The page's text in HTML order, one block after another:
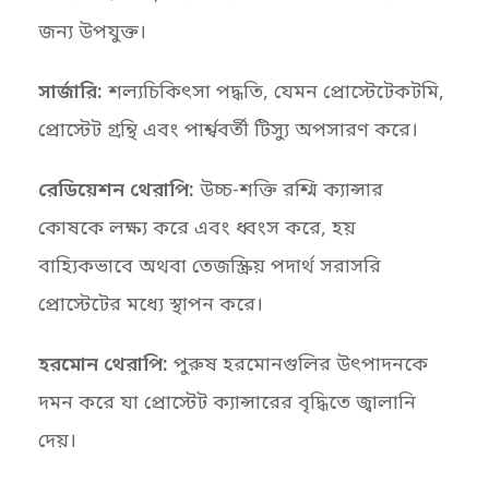
জন্য উপযুক্ত।
সার্জারি: শল্যচিকিৎসা পদ্ধতি, যেমন প্রোস্টেটেকটমি,
প্রোস্টেট গ্রন্থি এবং পার্শ্ববর্তী টিস্যু অপসারণ করে।
রেডিয়েশন থেরাপি: উচ্চ-শক্তি রশ্মি ক্যান্সার
কোষকে লক্ষ্য করে এবং ধ্বংস করে, হয়
বাহ্যিকভাবে অথবা তেজস্ক্রিয় পদার্থ সরাসরি
প্রোস্টেটের মধ্যে স্থাপন করে।
হরমোন থেরাপি: পুরুষ হরমোনগুলির উৎপাদনকে
দমন করে যা প্রোস্টেট ক্যান্সারের বৃদ্ধিতে জ্বালানি
দেয়।